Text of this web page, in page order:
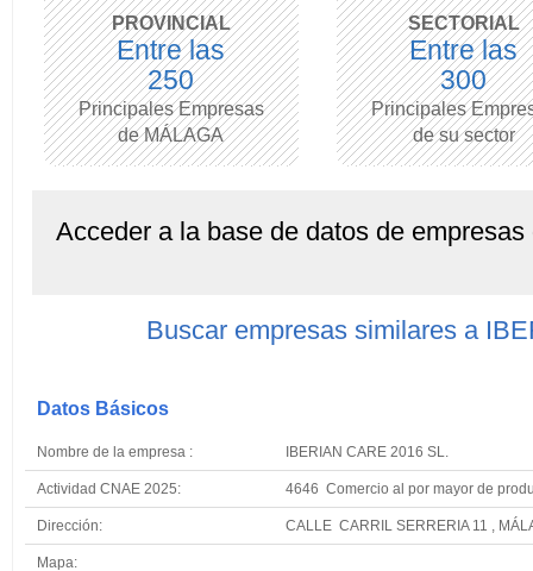
PROVINCIAL
Entre las
250
Principales Empresas
de MÁLAGA
SECTORIAL
Entre las
300
Principales
de su sector
Acceder a la base de datos de
Buscar empresas similares a
Datos Básicos
Nombre de la empresa : IBERIAN CARE 2016 SL.
Actividad CNAE 2025: 4646 Comercio al por mayor de
Dirección: CALLE CARRIL SERRERIA 11 ,
Mapa: